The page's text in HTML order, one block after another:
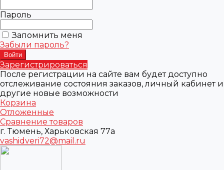
Пароль
Запомнить меня
Забыли пароль?
Зарегистрироваться
После регистрации на сайте вам будет доступно
отслеживание состояния заказов, личный кабинет и
другие новые возможности
Корзина
Отложенные
Сравнение товаров
г. Тюмень, Харьковская 77а
vashidveri72@mail.ru